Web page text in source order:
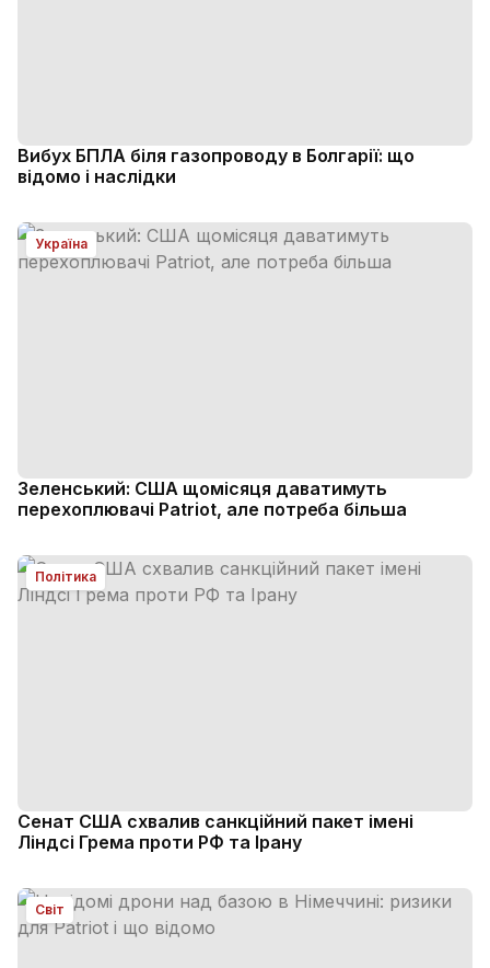
Вибух БПЛА біля газопроводу в Болгарії: що
відомо і наслідки
Україна
Зеленський: США щомісяця даватимуть
перехоплювачі Patriot, але потреба більша
Політика
Сенат США схвалив санкційний пакет імені
Ліндсі Гремa проти РФ та Ірану
Світ